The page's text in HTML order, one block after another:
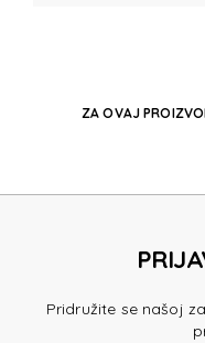
ZA OVAJ
Pridružite se našoj